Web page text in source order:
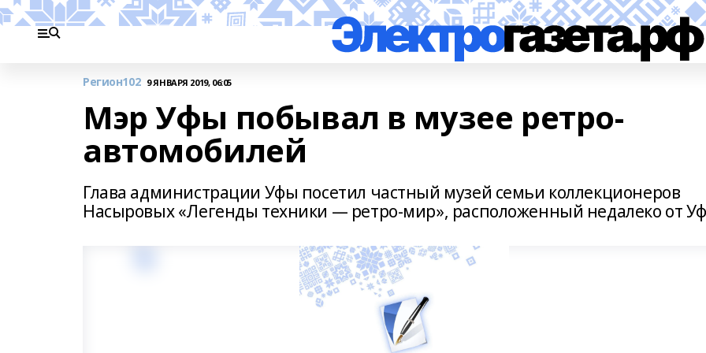
Регион102 9 ЯНВАРЯ 2019, 06:05
Мэр Уфы побывал в музее ретро-
автомобилей
Глава администрации Уфы посетил частный музей семьи коллекционеров
Насыровых «Легенды техники — ретро-мир», расположенный недалеко от